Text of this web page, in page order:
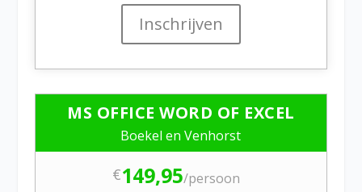
Inschrijven
MS OFFICE WORD OF EXCEL
Boekel en Venhorst
€149,95/persoon